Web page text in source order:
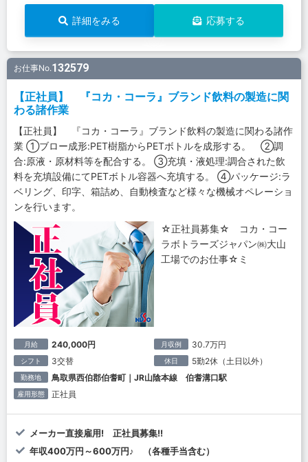
詳細をみる 応募する
お仕事No.132579
【正社員】 『コカ・コーラ』ブランド飲料の製造に関
わる諸作業
【正社員】 『コカ・コーラ』ブランド飲料の製造に関わる諸作
業 ①ブロー成形:PET樹脂からPETボトルを成形する。 ②調
合:原液・原材料等を配合する。 ③充填・液処理:調合された飲
料を充填設備にてPETボトル容器へ充填する。 ④パッケージ:ラ
ベリング、印字、箱詰め、自動検査など様々な機械オペレーショ
ンを行います。
☆正社員募集☆ コカ・コー
ラボトラーズジャパン㈱大山
工場でのお仕事☆ミ
月給 240,000円 月収例 30.7万円
シフト 3交替 休日 5勤2休（土日以外）
勤務地 鳥取県西伯郡伯耆町｜JR山陰本線 伯耆溝口駅
雇用形態 正社員
メーカー直接雇用! 正社員募集!!
年収400万円～600万円♪ （各種手当含む）